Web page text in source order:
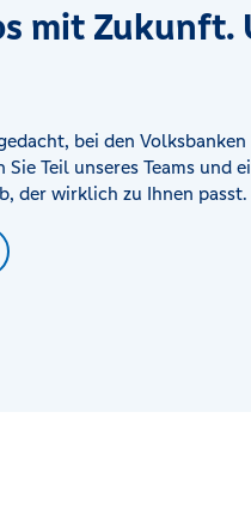
mit Zukunft.
bei den
Sie Teil unseres Teams und
der wirklich zu Ihnen passt.